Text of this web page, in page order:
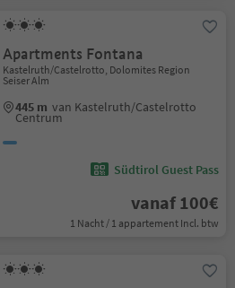
Apartments Fontana
Kastelruth/Castelrotto, Dolomites Region
Seiser Alm
445 m van Kastelruth/Castelrotto
Centrum
Südtirol Guest Pass
vanaf 100€
1 Nacht / 1 appartement Incl. btw